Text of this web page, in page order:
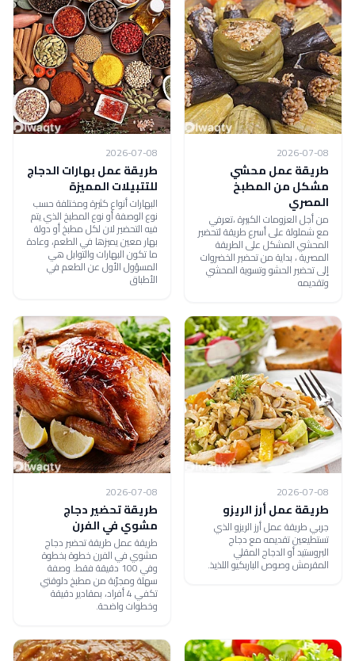
2026-07-08
طريقة عمل محشي
مشكل من المطبخ
المصري
من أجل العزومات الكبيرة ،تعرفي
مع شملولة على أسرع طريقة لتحضير
المحشي المشكل على الطريقة
المصرية ، بداية من تحضير الخضروات
إلى تحضير الحشو وتسوية المحشي
وتقديمه
2026-07-08
طريقة عمل بهارات الدجاج
للتتبيلات المميزة
البهارات أنواع كثيرة ومختلفة حسب
نوع الوصفة أو نوع المطبخ الذي يتم
فيه التحضير لان لكل مطبخ أو دولة
بهار معين يميزها في الطعم، وعادة
ما تكون البهارات والتوابل هي
المسؤول الأول عن الطعم في
الأطباق
2026-07-08
طريقة عمل أرز الريزو
جربي طريقة عمل أرز الريزو الذي
تستطيعين تقديمه مع دجاج
البروستيد أو الدجاج المقلي
المقرمش وصوص الباربكيو اللذيذ.
2026-07-08
طريقة تحضير دجاج
مشوي في الفرن
طريقة عمل طريقة تحضير دجاج
مشوي في الفرن خطوة بخطوة
وفي 100 دقيقة فقط. وصفة
سهلة ومجرّبة من مطبخ دلوقتي
تكفي 4 أفراد، بمقادير دقيقة
وخطوات واضحة.